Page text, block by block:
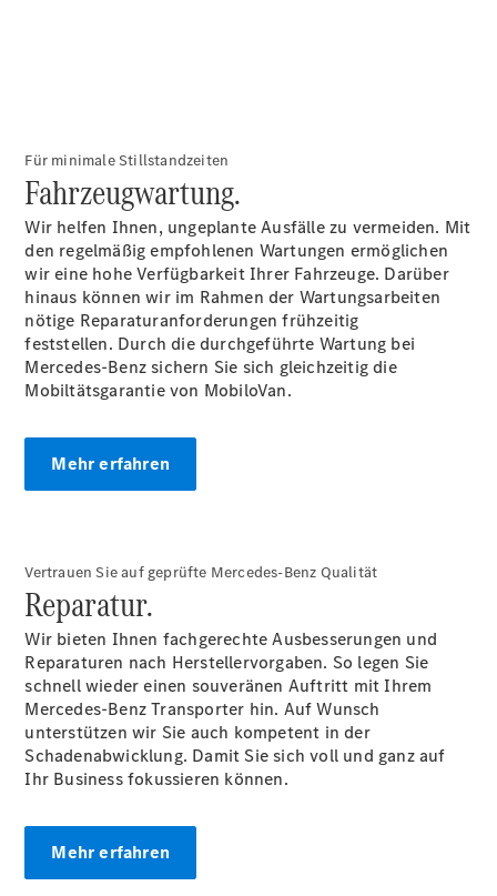
Finanzierung
Gewerbekunden
Mercedes-
Benz
Store
Gebrauchtwagensuche
Elektrotransporter
Sprinter
Sprinter
- elektrisch
Sprinter
Pritschenfahrzeug
eSprinter
Pritschenfahrzeug
- elektrisch
Sprinter
Fahrgestell
- elektrisch
Vito
Für minimale Stillstandzeiten
Fahrzeugwartung.
Wir helfen Ihnen, ungeplante Ausfälle zu vermeiden. Mit
den regelmäßig empfohlenen Wartungen ermöglichen
wir eine hohe Verfügbarkeit Ihrer Fahrzeuge. Darüber
hinaus können wir im Rahmen der Wartungsarbeiten
nötige Reparaturanforderungen frühzeitig
feststellen. Durch die durchgeführte Wartung bei
Mercedes-Benz sichern Sie sich gleichzeitig die
Mobiltätsgarantie von MobiloVan.
Mehr erfahren
Vertrauen Sie auf geprüfte Mercedes-Benz Qualität
Reparatur.
Wir bieten Ihnen fachgerechte Ausbesserungen und
Reparaturen nach Herstellervorgaben. So legen Sie
schnell wieder einen souveränen Auftritt mit Ihrem
Mercedes-Benz Transporter hin. Auf Wunsch
unterstützen wir Sie auch kompetent in der
Schadenabwicklung. Damit Sie sich voll und ganz auf
Ihr Business fokussieren können.
Mehr erfahren